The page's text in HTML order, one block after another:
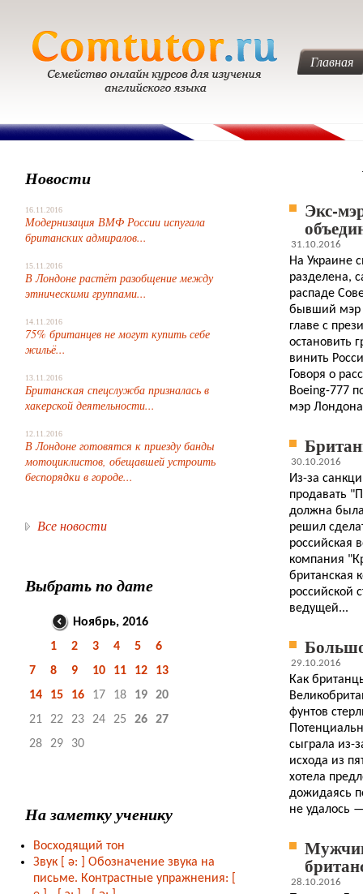
Главная
Новости
16.11.2016
Модернизация ВМФ России испугала
британских адмиралов...
15.11.2016
В Лондоне растёт разобщение между
этническими группами...
14.11.2016
75% британцев не могут купить себе
жильё...
13.11.2016
Британская спецслужба призналась в
хакерской деятельности...
12.11.2016
В Лондоне готовятся к приезду банды
мотоциклистов, обещавшей устроить
беспорядки в городе...
Все новости
Выбрать по дате
Ноябрь, 2016
1
2 3 4 5
6
7
8 9 10 11 12
13
14
15 16 17 18 19
20
21
22 23 24 25 26
27
28
29 30
На заметку ученику
Восходящий тон
Звук
[ ə: ]
Обозначение звука на
письме. Контрастные упражнения: [
Экс-
31.10.2016
На Украине
разделена,
распаде
бывший мэр
главе с
остановить
винить
Говоря о
Boeing-777
мэр
30.10.2016
Из-за
продавать
должна
решил
российская
компания
британская
российской
ведущей...
29.10.2016
Как
фунтов
сыграла из-
исхода из
хотела
дожидаясь
не удалось
28.10.2016